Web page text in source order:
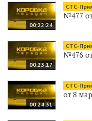
00:22:24
СТС-
№477
00:23:17
СТС-
№476
00:24:31
СТС-
от 8